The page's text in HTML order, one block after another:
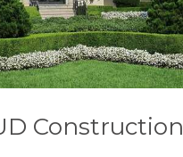
Construction